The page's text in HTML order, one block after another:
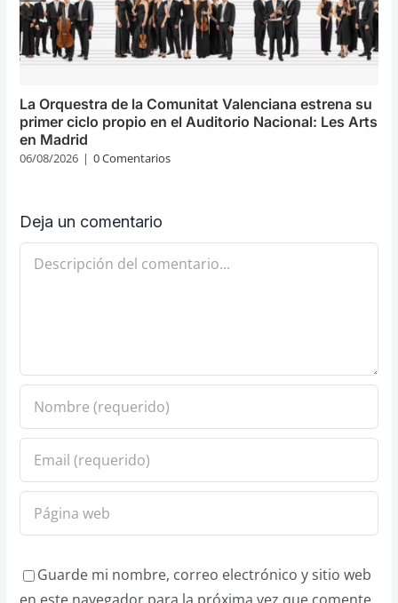
La Orquestra de la Comunitat Valenciana estrena su
primer ciclo propio en el Auditorio Nacional: Les Arts
en Madrid
06/08/2026 | 0 Comentarios
Deja un comentario
Comentario
Guarde mi nombre, correo electrónico y sitio web